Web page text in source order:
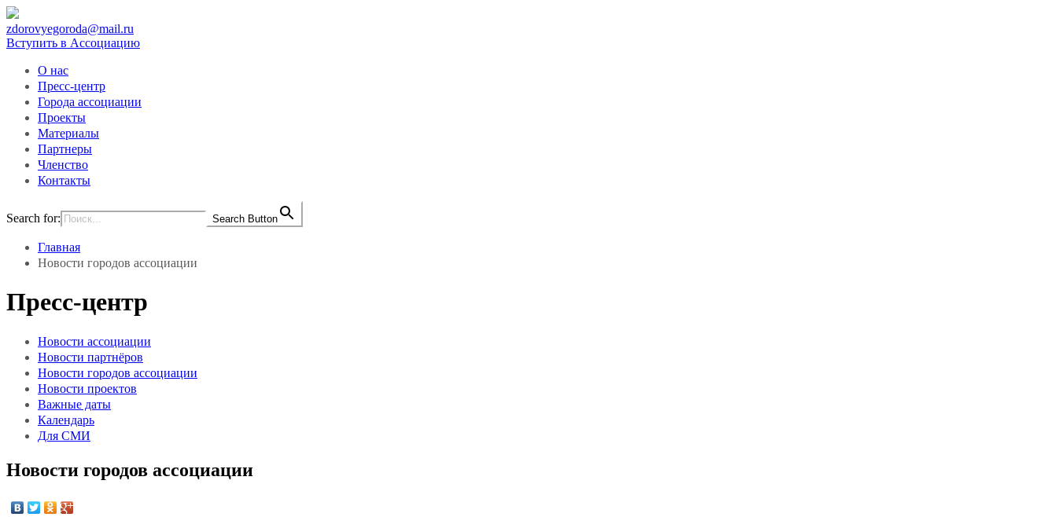
zdorovyegoroda@mail.ru
Вступить в Ассоциацию
О нас
Пресс-центр
Города ассоциации
Проекты
Материалы
Партнеры
Членство
Контакты
Search for: Search Button
Главная
Новости городов ассоциации
Пресс-центр
Новости ассоциации
Новости партнёров
Новости городов ассоциации
Новости проектов
Важные даты
Календарь
Для СМИ
Новости городов ассоциации